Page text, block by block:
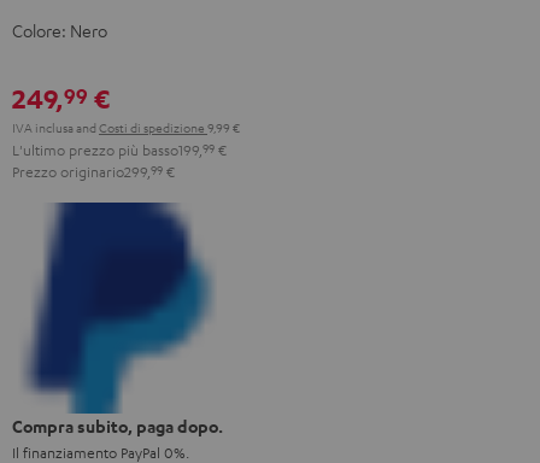
Colore: Nero
249,99 €
IVA inclusa and Costi di spedizione 9,99 €
L'ultimo prezzo più basso199, 99 €
Prezzo originario299, 99 €
Compra subito, paga dopo.
Il finanziamento PayPal 0%.